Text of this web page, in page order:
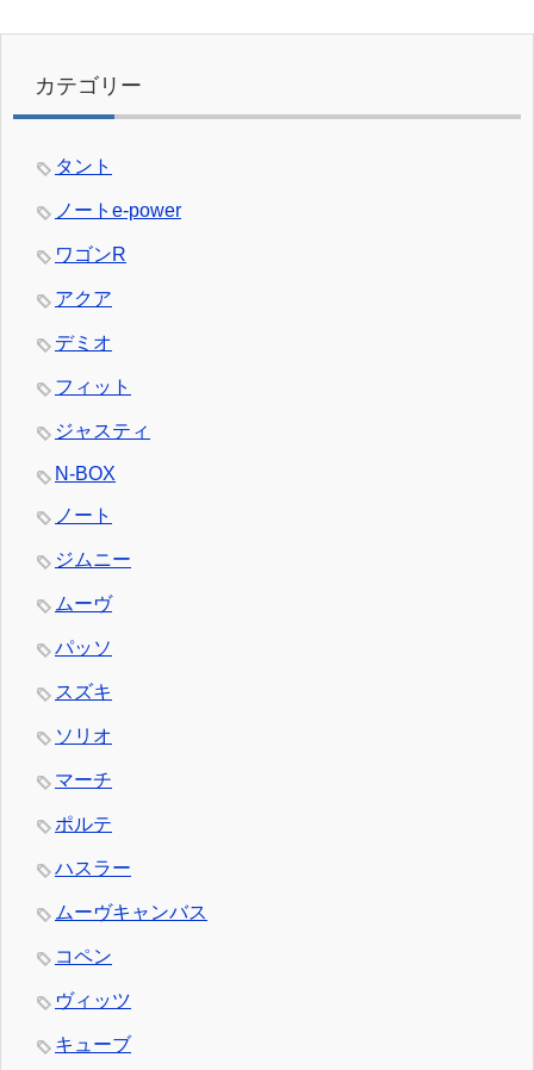
カテゴリー
タント
ノートe-power
ワゴンR
アクア
デミオ
フィット
ジャスティ
N-BOX
ノート
ジムニー
ムーヴ
パッソ
スズキ
ソリオ
マーチ
ポルテ
ハスラー
ムーヴキャンバス
コペン
ヴィッツ
キューブ